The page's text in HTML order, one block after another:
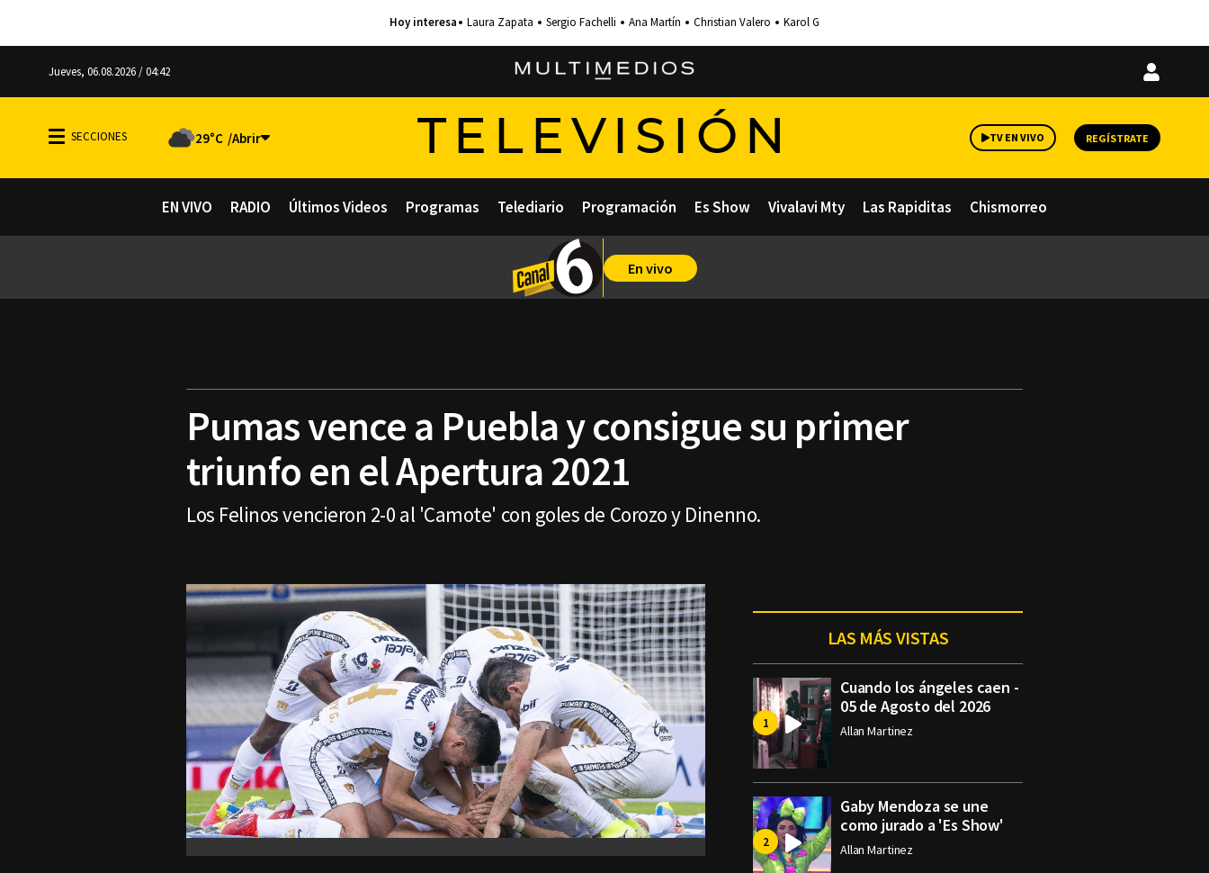
Laura Zapata Sergio Fachelli Ana Martín Christian Valero Karol G
Jueves, 06.08.2026 / 04:42
Iniciar
29°C TELEVISIÓN TV EN VIVO REGÍSTRATE
EN VIVO RADIO Últimos Videos Programas Telediario Programación Es Show Vivalavi Mty Las Rapiditas Chismorreo
En vivo
Pumas vence a Puebla y consigue su primer
triunfo en el Apertura 2021
Los Felinos vencieron 2-0 al 'Camote' con goles de Corozo y Dinenno.
LAS MÁS VISTAS
Cuando los ángeles caen -
05 de Agosto del 2026
Allan Martinez
Gaby Mendoza se une
como jurado a 'Es Show'
Allan Martinez